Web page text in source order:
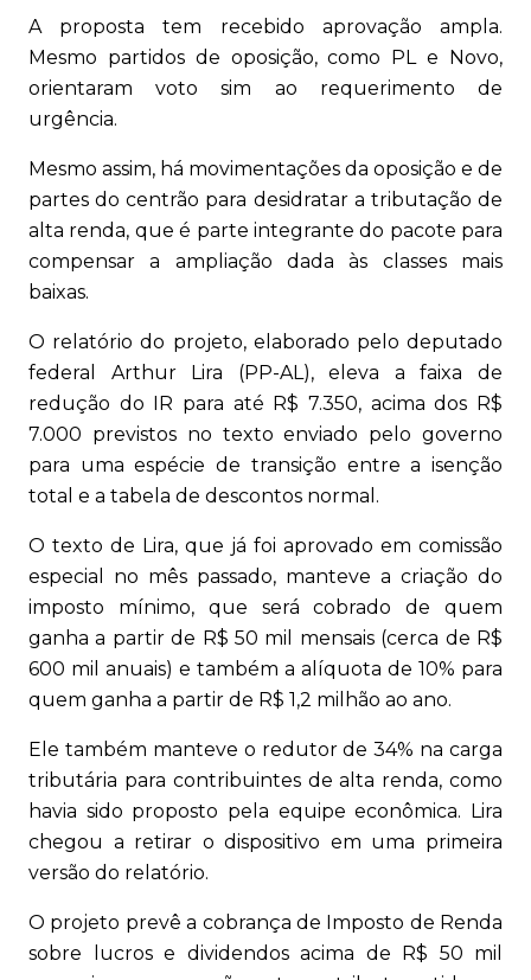
A proposta tem recebido aprovação ampla.
Mesmo partidos de oposição, como PL e Novo,
orientaram voto sim ao requerimento de
urgência.
Mesmo assim, há movimentações da oposição e de
partes do centrão para desidratar a tributação de
alta renda, que é parte integrante do pacote para
compensar a ampliação dada às classes mais
baixas.
O relatório do projeto, elaborado pelo deputado
federal Arthur Lira (PP-AL), eleva a faixa de
redução do IR para até R$ 7.350, acima dos R$
7.000 previstos no texto enviado pelo governo
para uma espécie de transição entre a isenção
total e a tabela de descontos normal.
O texto de Lira, que já foi aprovado em comissão
especial no mês passado, manteve a criação do
imposto mínimo, que será cobrado de quem
ganha a partir de R$ 50 mil mensais (cerca de R$
600 mil anuais) e também a alíquota de 10% para
quem ganha a partir de R$ 1,2 milhão ao ano.
Ele também manteve o redutor de 34% na carga
tributária para contribuintes de alta renda, como
havia sido proposto pela equipe econômica. Lira
chegou a retirar o dispositivo em uma primeira
versão do relatório.
O projeto prevê a cobrança de Imposto de Renda
sobre lucros e dividendos acima de R$ 50 mil